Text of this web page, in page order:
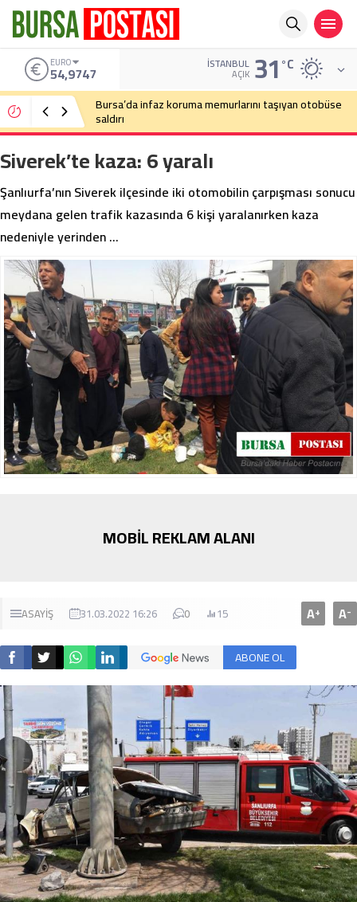
ALTIN
6.499,25 İSTANBUL
AÇIK 31°C
Bursa’da cadde ortasında bıçaklı kavga
Siverek’te kaza: 6 yaralı
Şanlıurfa’nın Siverek ilçesinde iki otomobilin çarpışması sonucu
meydana gelen trafik kazasında 6 kişi yaralanırken kaza
nedeniyle yerinden …
MOBİL REKLAM ALANI
ASAYİŞ 31.03.2022 16:26 0 15 A+ A-
ABONE OL